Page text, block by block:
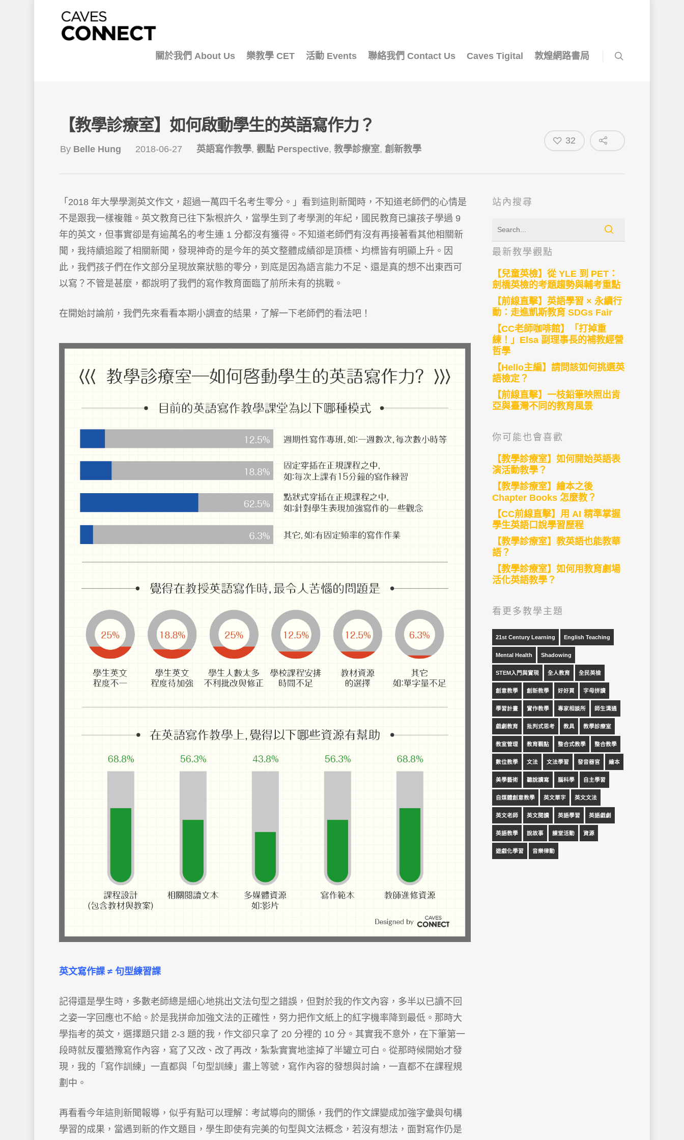
關於我們 About Us 樂教學 CET 活動 Events 聯絡我們 Contact Us Caves Tigital 敦煌網路書局
【教學診療室】如何啟動學生的英語寫作力？
By Belle Hung 2018-06-27 英語寫作教學, 觀點 Perspective, 教學診療室, 創新教學
32
「2018 年大學學測英文作文，超過一萬四千名考生零分。」看到這則新聞時，不知道老師們的心情是
不是跟我一樣複雜。英文教育已往下紮根許久，當學生到了考學測的年紀，國民教育已讓孩子學過 9
年的英文，但事實卻是有逾萬名的考生連 1 分都沒有獲得。不知道老師們有沒有再接著看其他相關新
聞，我持續追蹤了相關新聞，發現神奇的是今年的英文整體成績卻是頂標、均標皆有明顯上升。因
此，我們孩子們在作文部分呈現放棄狀態的零分，到底是因為語言能力不足、還是真的想不出東西可
以寫？不管是甚麼，都說明了我們的寫作教育面臨了前所未有的挑戰。
在開始討論前，我們先來看看本期小調查的結果，了解一下老師們的看法吧！
英文寫作課≠ 句型練習課
記得還是學生時，多數老師總是細心地挑出文法句型之錯誤，但對於我的作文內容，多半以已讀不回
之姿一字回應也不給。於是我拼命加強文法的正確性，努力把作文紙上的紅字機率降到最低。那時大
學指考的英文，選擇題只錯 2-3 題的我，作文卻只拿了 20 分裡的 10 分。其實我不意外，在下筆第一
段時就反覆猶豫寫作內容，寫了又改、改了再改，紮紮實實地塗掉了半罐立可白。從那時候開始才發
現，我的「寫作訓練」一直都與「句型訓練」畫上等號，寫作內容的發想與討論，一直都不在課程規
劃中。
再看看今年這則新聞報導，似乎有點可以理解：考試導向的關係，我們的作文課變成加強字彙與句構
學習的成果，當遇到新的作文題目，學生即使有完美的句型與文法概念，若沒有想法，面對寫作仍是
站內搜尋
最新教學觀點
【兒童英檢】從 YLE 到 PET：
劍橋英檢的考題趨勢與輔考重點
【前線直擊】英語學習 × 永續行
動：走進凱斯教育 SDGs Fair
【CC老師咖啡館】「打掉重
練！」Elsa 副理事長的補教經營
哲學
【Hello主編】請問該如何挑選英
語檢定？
【前線直擊】一枝鉛筆映照出肯
亞與臺灣不同的教育風景
你可能也會喜歡
【教學診療室】如何開始英語表
演活動教學？
【教學診療室】繪本之後
Chapter Books 怎麼教？
【CC前線直擊】用 AI 精準掌握
學生英語口說學習歷程
【教學診療室】教英語也能教華
語？
【教學診療室】如何用教育劇場
活化英語教學？
看更多教學主題
21st Century Learning English Teaching
Mental Health Shadowing
STEM入門與實現 全人教育 全民英檢
創意教學 創新教學 好好買 字母拼讀
學習計畫 實作教學 專家相談所 師生溝通
戲劇教育 批判式思考 教具 教學診療室
教室管理 教育觀點 整合式教學 整合教學
數位教學 文法 文法學習 發音器官 繪本
美學藝術 聽說讀寫 腦科學 自主學習
自媒體創意教學 英文單字 英文文法
英文老師 英文閱讀 英語學習 英語戲劇
英語教學 說故事 課堂活動 資源
遊戲化學習 音樂律動